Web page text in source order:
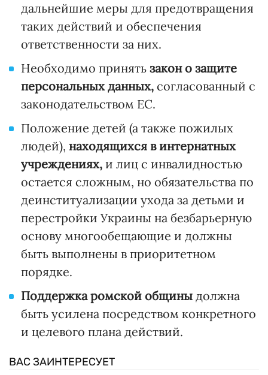
дальнейшие меры для предотвращения
таких действий и обеспечения
ответственности за них.
Необходимо принять закон о защите
персональных данных, согласованный с
законодательством ЕС.
Положение детей (а также пожилых
людей), находящихся в интернатных
учреждениях, и лиц с инвалидностью
остается сложным, но обязательства по
деинституализации ухода за детьми и
перестройки Украины на безбарьерную
основу многообещающие и должны
быть выполнены в приоритетном
порядке.
Поддержка ромской общины должна
быть усилена посредством конкретного
и целевого плана действий.
ВАС ЗАИНТЕРЕСУЕТ